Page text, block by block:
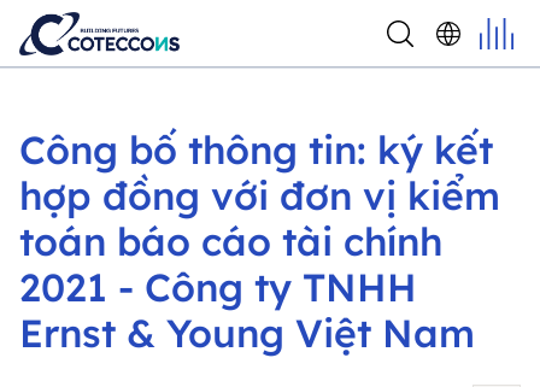
Công bố thông tin: ký kết
hợp đồng với đơn vị kiểm
toán báo cáo tài chính
2021 - Công ty TNHH
Ernst & Young Việt Nam